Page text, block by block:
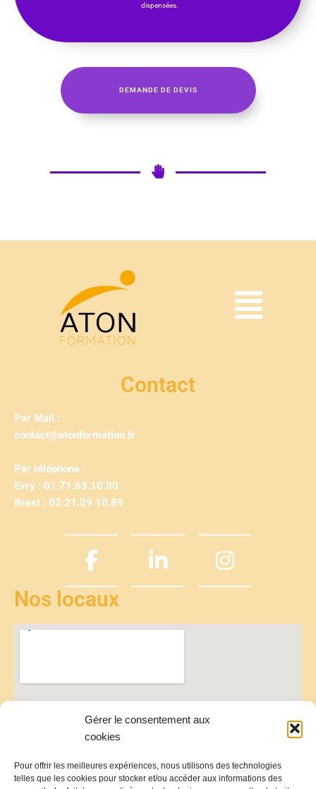
Gérer le consentement aux
cookies
Pour offrir les meilleures expériences, nous utilisons des technologies
telles que les cookies pour stocker et/ou accéder aux informations des
dispensées.
DEMANDE DE DEVIS
Contact
Par Mail :
contact@atonformation.fr
Par téléphone :
Evry : 01.71.63.10.00
Brest : 02.21.09.10.89
Nos locaux